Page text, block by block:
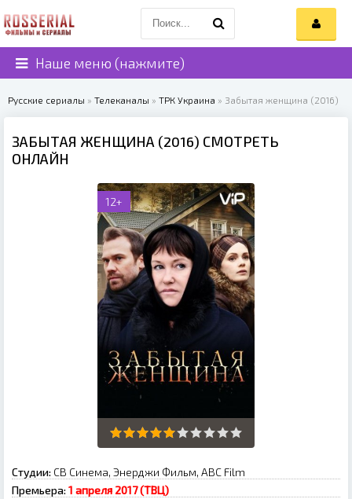
Наше меню (нажмите)
Русские сериалы » Телеканалы » ТРК Украина » Забытая женщина (2016)
ЗАБЫТАЯ ЖЕНЩИНА (2016) СМОТРЕТЬ
ОНЛАЙН
12+
Студии: СВ Синема, Энерджи Фильм, ABC Film
Премьера: 1 апреля 2017 (ТВЦ)